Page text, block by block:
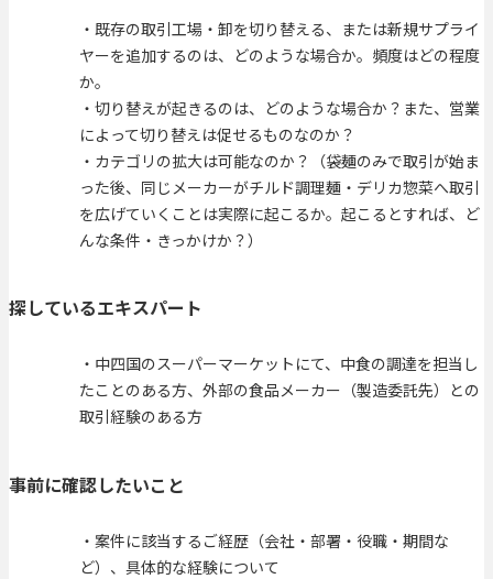
・既存の取引工場・卸を切り替える、または新規サプライ
ヤーを追加するのは、どのような場合か。頻度はどの程度
か。
・切り替えが起きるのは、どのような場合か？また、営業
によって切り替えは促せるものなのか？
・カテゴリの拡大は可能なのか？（袋麺のみで取引が始ま
った後、同じメーカーがチルド調理麺・デリカ惣菜へ取引
を広げていくことは実際に起こるか。起こるとすれば、ど
んな条件・きっかけか？）
探しているエキスパート
・中四国のスーパーマーケットにて、中食の調達を担当し
たことのある方、外部の食品メーカー（製造委託先）との
取引経験のある方
事前に確認したいこと
・案件に該当するご経歴（会社・部署・役職・期間な
ど）、具体的な経験について